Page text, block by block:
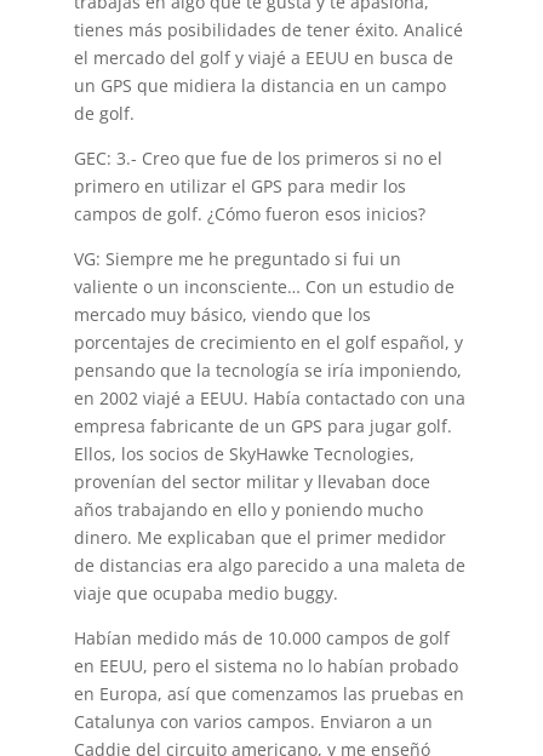
tienes más posibilidades de tener éxito. Analicé
el mercado del golf y viajé a EEUU en busca de
un GPS que midiera la distancia en un campo
de golf.
GEC: 3.- Creo que fue de los primeros si no el
primero en utilizar el GPS para medir los
campos de golf. ¿Cómo fueron esos inicios?
VG: Siempre me he preguntado si fui un
valiente o un inconsciente… Con un estudio de
mercado muy básico, viendo que los
porcentajes de crecimiento en el golf español, y
pensando que la tecnología se iría imponiendo,
en 2002 viajé a EEUU. Había contactado con una
empresa fabricante de un GPS para jugar golf.
Ellos, los socios de SkyHawke Tecnologies,
provenían del sector militar y llevaban doce
años trabajando en ello y poniendo mucho
dinero. Me explicaban que el primer medidor
de distancias era algo parecido a una maleta de
viaje que ocupaba medio buggy.
Habían medido más de 10.000 campos de golf
en EEUU, pero el sistema no lo habían probado
en Europa, así que comenzamos las pruebas en
Catalunya con varios campos. Enviaron a un
Caddie del circuito americano, y me enseñó